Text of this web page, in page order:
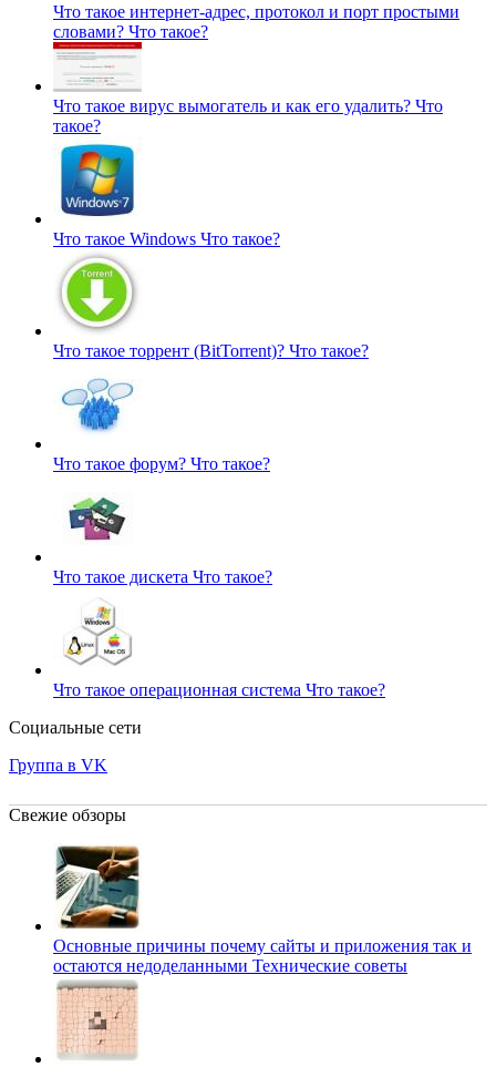
Что такое интернет-адрес, протокол и порт простыми
словами? Что такое?
Что такое вирус вымогатель и как его удалить? Что
такое?
Что такое Windows Что такое?
Что такое торрент (BitTorrent)? Что такое?
Что такое форум? Что такое?
Что такое дискета Что такое?
Что такое операционная система Что такое?
Социальные сети
Группа в VK
Свежие обзоры
Основные причины почему сайты и приложения так и
остаются недоделанными Технические советы